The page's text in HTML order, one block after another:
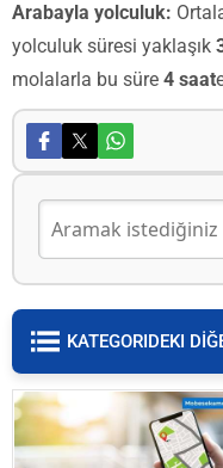
Arabayla yolculuk:
yolculuk süresi yaklaşık
molalarla bu süre 4 saat
KATEGORIDEKI